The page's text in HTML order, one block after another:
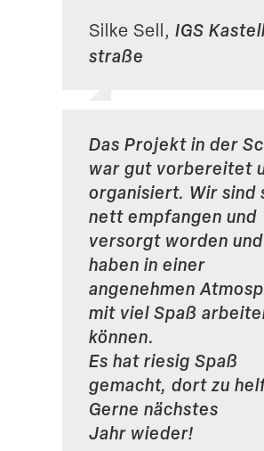
Silke Sell, IGS
straße
Das Projekt in der
war gut vorbe­reitet
organi­siert. Wir sind
nett empfangen und
versorgt worden und
haben in einer
angenehmen
mit viel Spaß
können.
Es hat riesig Spaß
gemacht, dort zu
Gerne nächstes
Jahr wieder!